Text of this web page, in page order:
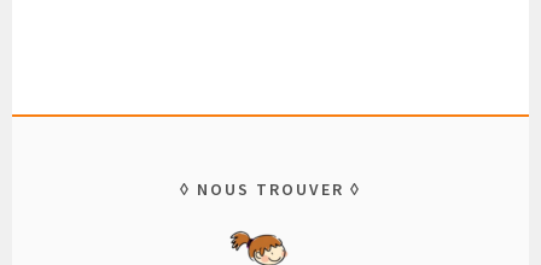
NOUS TROUVER